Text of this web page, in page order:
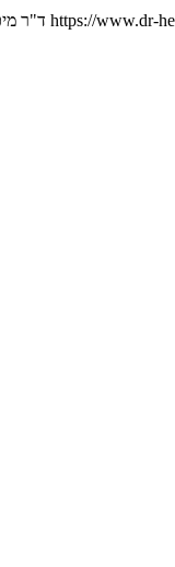
https://www.dr- ד"ר